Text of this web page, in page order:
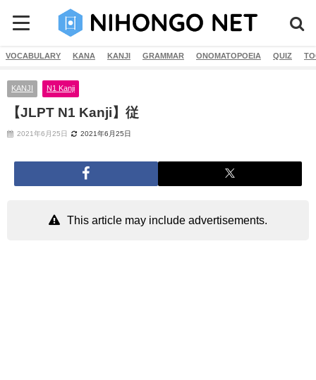
VOCABULARY KANA KANJI GRAMMAR ONOMATOPOEIA QUIZ
KANJI N1 Kanji
【JLPT N1 Kanji】従
2021年6月25日 2021年6月25日
This article may include advertisements.